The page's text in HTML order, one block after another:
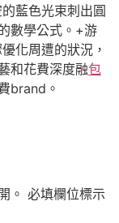
藍色光束刺出圓
數學公式。+游
化周遭的狀況，
和花費深度融包
brand。
。 必填欄位標示